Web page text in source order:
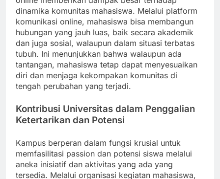
dinamika komunitas mahasiswa. Melalui platform
komunikasi online, mahasiswa bisa membangun
hubungan yang jauh luas, baik secara akademik
dan juga sosial, walaupun dalam situasi terbatas
tubuh. Ini menunjukkan bahwa walaupun ada
tantangan, mahasiswa tetap dapat menyesuaikan
diri dan menjaga kekompakan komunitas di
tengah perubahan yang terjadi.
Kontribusi Universitas dalam Penggalian
Ketertarikan dan Potensi
Kampus berperan dalam fungsi krusial untuk
memfasilitasi passion dan potensi siswa melalui
aneka inisiatif dan aktivitas yang ada yang
tersedia. Melalui organisasi kegiatan mahasiswa,